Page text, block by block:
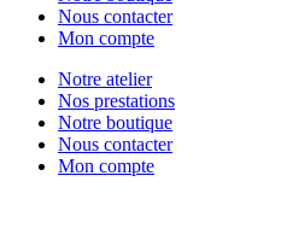
Nous contacter
Mon compte
Notre atelier
Nos prestations
Notre boutique
Nous contacter
Mon compte